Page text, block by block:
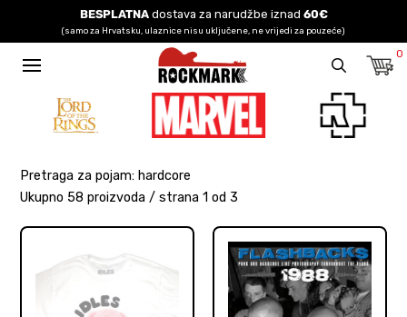
BESPLATNAdostava za narudžbe iznad 60€
(samo za Hrvatsku, ulaznice nisu uključene, ne vrijedi za pouzeće)
0
Pretraga za pojam: hardcore
Ukupno 58 proizvoda / strana 1 od 3